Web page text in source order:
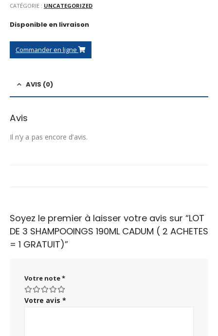
CATÉGORIE : UNCATEGORIZED
Disponible en livraison
Commander en ligne
AVIS (0)
Avis
Il n’y a pas encore d’avis.
Soyez le premier à laisser votre avis sur “LOT
DE 3 SHAMPOOINGS 190ML CADUM ( 2 ACHETES
= 1 GRATUIT)”
Votre note*
Votre avis *